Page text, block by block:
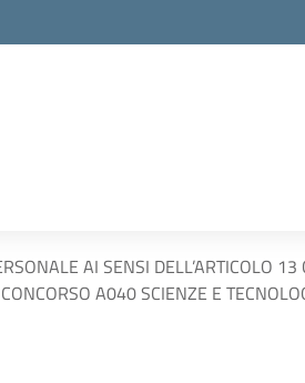
AI SENSI DELL’ARTICOLO
A040 SCIENZE E